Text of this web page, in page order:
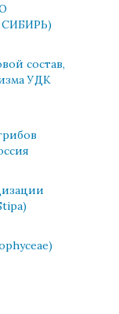
состав,
УДК